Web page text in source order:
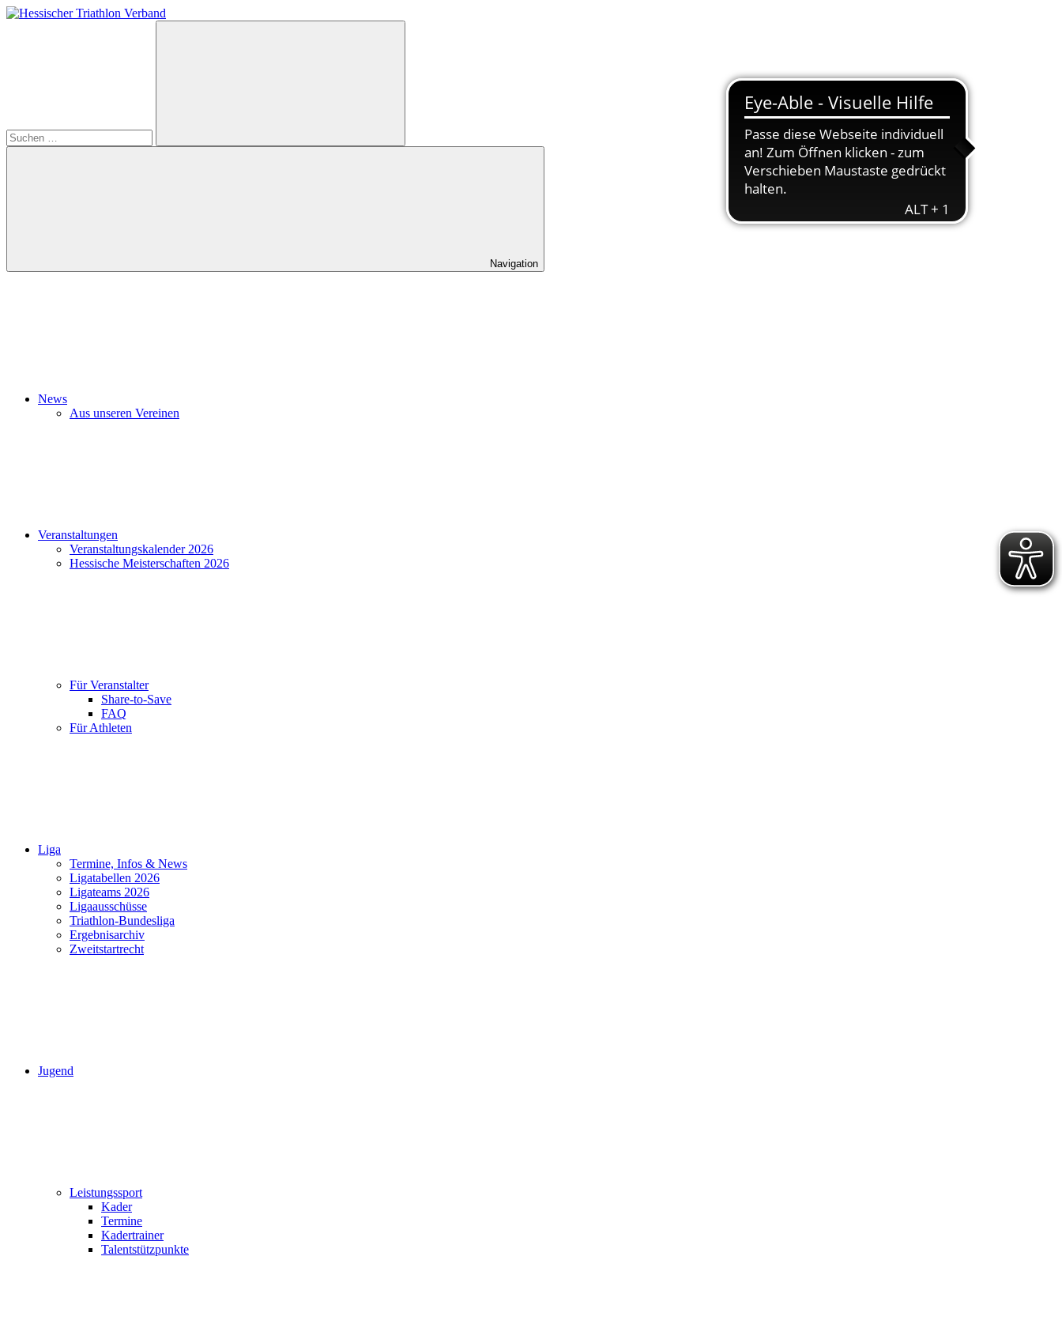
Zum
Suchen
Navigation
News
Aus unseren Vereinen
Veranstaltungen
Veranstaltungskalender 2026
Hessische Meisterschaften 2026
Für Veranstalter
Share-to-Save
FAQ
Für Athleten
Liga
Termine, Infos & News
Ligatabellen 2026
Ligateams 2026
Ligaausschüsse
Triathlon-Bundesliga
Ergebnisarchiv
Zweitstartrecht
Jugend
Leistungssport
Kader
Termine
Kadertrainer
Talentstützpunkte